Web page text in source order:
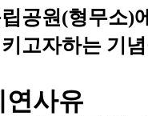
공원(형무소)
고자하는 기
연사유